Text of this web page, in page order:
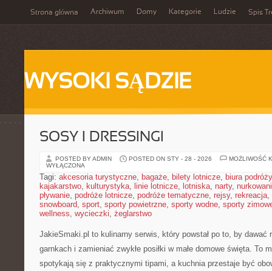
Strona główna Archiwum Domy Kategorie Ludzie Spis
WYSOKI SĄDZIE
SOSY I DRESSINGI
POSTED BY ADMIN POSTED ON STY - 28 - 2026
MOŻLIWOŚĆ
WYŁĄCZONA
Tagi: akcesoria turystyczne, bagaże, bilety lotnicze, biura podróży
kajakarstwo, kulturystyka, linie lotnicze, lotniska, narty,
pływanie, podróże lotnicze, podróże tematyczne, rejsy, rekreacja,
snowboard, sport, sporty powietrzne, sporty wodne, sporty
wellness, wycieczki, żeglarstwo
JakieSmaki.pl to kulinarny serwis, który powstał po to, by dawać
garnkach i zamieniać zwykłe posiłki w małe domowe święta. To
spotykają się z praktycznymi tipami, a kuchnia przestaje być